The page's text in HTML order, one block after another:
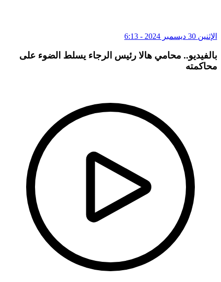
الإثنين 30 ديسمبر 2024 - 6:13
بالفيديو.. محامي هالا رئيس الرجاء يسلط الضوء على
محاكمته